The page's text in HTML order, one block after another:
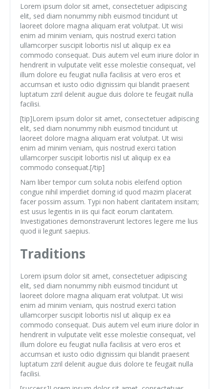
Lorem ipsum dolor sit amet, consectetuer adipiscing
elit, sed diam nonummy nibh euismod tincidunt ut
laoreet dolore magna aliquam erat volutpat. Ut wisi
enim ad minim veniam, quis nostrud exerci tation
ullamcorper suscipit lobortis nisl ut aliquip ex ea
commodo consequat. Duis autem vel eum iriure dolor in
hendrerit in vulputate velit esse molestie consequat, vel
illum dolore eu feugiat nulla facilisis at vero eros et
accumsan et iusto odio dignissim qui blandit praesent
luptatum zzril delenit augue duis dolore te feugait nulla
facilisi.
[tip]Lorem ipsum dolor sit amet, consectetuer adipiscing
elit, sed diam nonummy nibh euismod tincidunt ut
laoreet dolore magna aliquam erat volutpat. Ut wisi
enim ad minim veniam, quis nostrud exerci tation
ullamcorper suscipit lobortis nisl ut aliquip ex ea
commodo consequat.[/tip]
Nam liber tempor cum soluta nobis eleifend option
congue nihil imperdiet doming id quod mazim placerat
facer possim assum. Typi non habent claritatem insitam;
est usus legentis in iis qui facit eorum claritatem.
Investigationes demonstraverunt lectores legere me lius
quod ii legunt saepius.
Traditions
Lorem ipsum dolor sit amet, consectetuer adipiscing
elit, sed diam nonummy nibh euismod tincidunt ut
laoreet dolore magna aliquam erat volutpat. Ut wisi
enim ad minim veniam, quis nostrud exerci tation
ullamcorper suscipit lobortis nisl ut aliquip ex ea
commodo consequat. Duis autem vel eum iriure dolor in
hendrerit in vulputate velit esse molestie consequat, vel
illum dolore eu feugiat nulla facilisis at vero eros et
accumsan et iusto odio dignissim qui blandit praesent
luptatum zzril delenit augue duis dolore te feugait nulla
facilisi.